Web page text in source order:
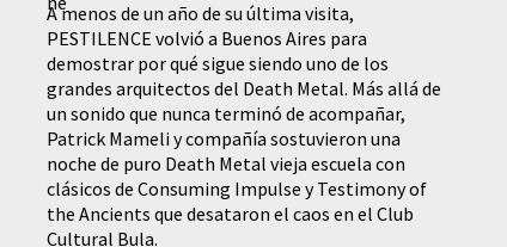
A menos de un año de su última visita,
PESTILENCE volvió a Buenos Aires para
demostrar por qué sigue siendo uno de los
grandes arquitectos del Death Metal. Más allá de
un sonido que nunca terminó de acompañar,
Patrick Mameli y compañía sostuvieron una
noche de puro Death Metal vieja escuela con
clásicos de Consuming Impulse y Testimony of
the Ancients que desataron el caos en el Club
Cultural Bula.